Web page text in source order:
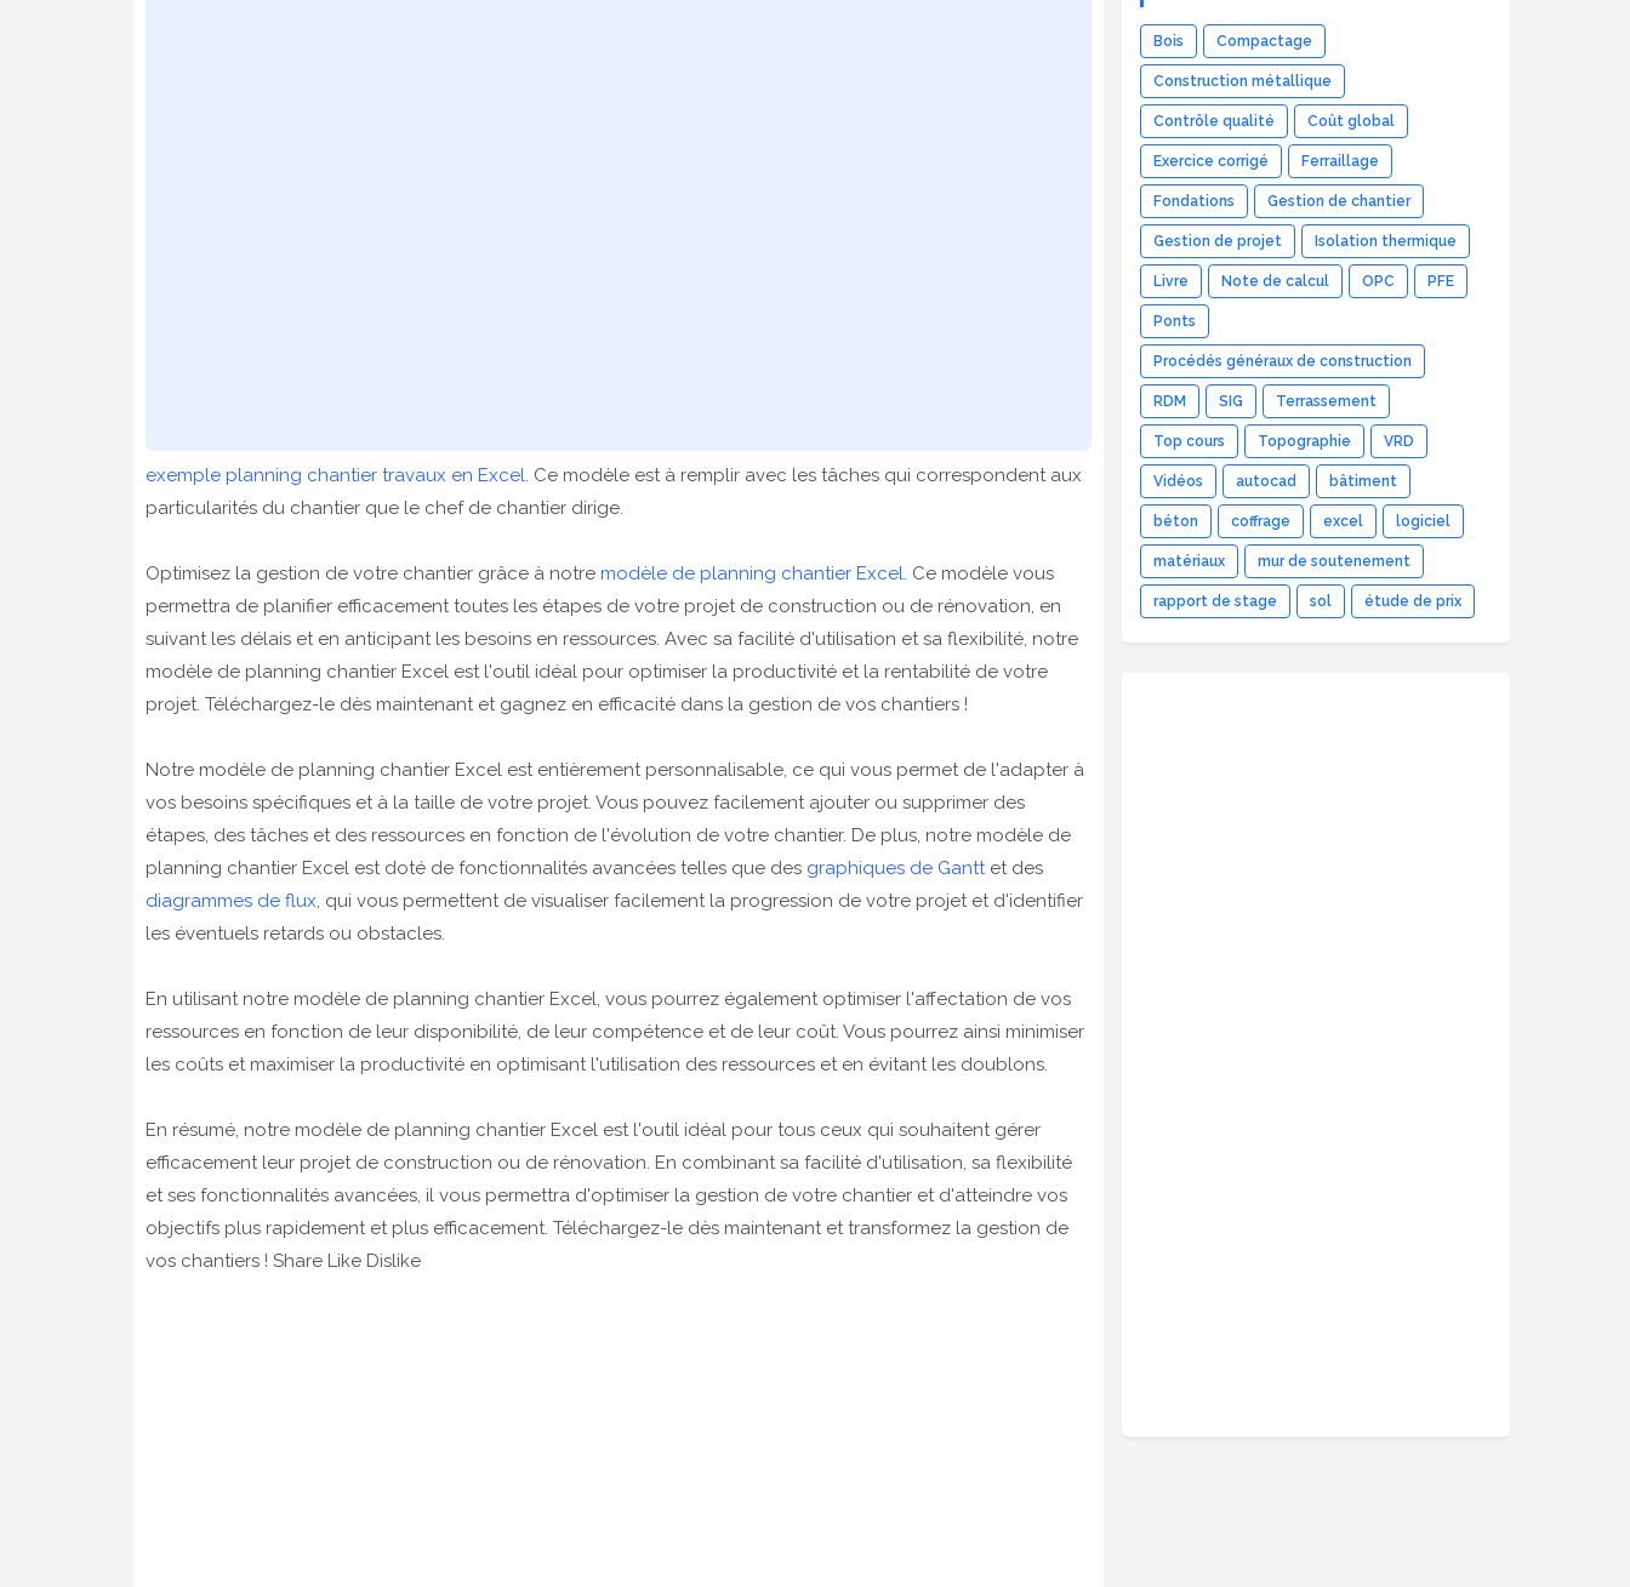
exemple planning chantier travaux en Excel . Ce modèle est à remplir avec les tâches qui correspondent aux
particularités du chantier que le chef de chantier dirige.
Optimisez la gestion de votre chantier grâce à notre modèle de planning chantier Excel . Ce modèle vous
permettra de planifier efficacement toutes les étapes de votre projet de construction ou de rénovation, en
suivant les délais et en anticipant les besoins en ressources. Avec sa facilité d'utilisation et sa flexibilité, notre
modèle de planning chantier Excel est l'outil idéal pour optimiser la productivité et la rentabilité de votre
projet. Téléchargez-le dès maintenant et gagnez en efficacité dans la gestion de vos chantiers !
Notre modèle de planning chantier Excel est entièrement personnalisable, ce qui vous permet de l'adapter à
vos besoins spécifiques et à la taille de votre projet. Vous pouvez facilement ajouter ou supprimer des
étapes, des tâches et des ressources en fonction de l'évolution de votre chantier. De plus, notre modèle de
planning chantier Excel est doté de fonctionnalités avancées telles que des graphiques de Ganttet des
diagrammes de flux , qui vous permettent de visualiser facilement la progression de votre projet et d'identifier
les éventuels retards ou obstacles.
En utilisant notre modèle de planning chantier Excel, vous pourrez également optimiser l'affectation de vos
ressources en fonction de leur disponibilité, de leur compétence et de leur coût. Vous pourrez ainsi minimiser
les coûts et maximiser la productivité en optimisant l'utilisation des ressources et en évitant les doublons.
En résumé, notre modèle de planning chantier Excel est l'outil idéal pour tous ceux qui souhaitent gérer
efficacement leur projet de construction ou de rénovation. En combinant sa facilité d'utilisation, sa flexibilité
et ses fonctionnalités avancées, il vous permettra d'optimiser la gestion de votre chantier et d'atteindre vos
objectifs plus rapidement et plus efficacement. Téléchargez-le dès maintenant et transformez la gestion de
vos chantiers ! Share Like Dislike
Bois Compactage
Construction métallique
Contrôle qualité Coût global
Exercice corrigé Ferraillage
Fondations Gestion de chantier
Gestion de projet Isolation thermique
Livre Note de calcul OPC PFE
Ponts
Procédés généraux de construction
RDM SIG Terrassement
Top cours Topographie VRD
Vidéos autocad bâtiment
béton coffrage excel logiciel
matériaux mur de soutenement
rapport de stage sol étude de prix